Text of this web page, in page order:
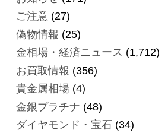
ご注意(27)
偽物情報 (25)
金相場・経済ニュース (1,712)
お買取情報 (356)
貴金属相場(4)
金銀プラチナ (48)
ダイヤモンド・宝石(34)